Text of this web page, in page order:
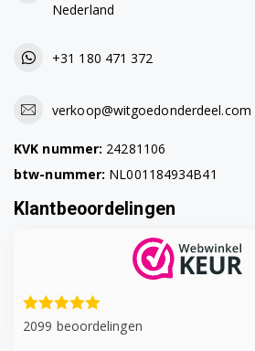
Nederland
+31 180 471 372
verkoop@witgoedonderdeel.com
KVK nummer: 24281106
btw-nummer: NL001184934B41
Klantbeoordelingen
2099 beoordelingen